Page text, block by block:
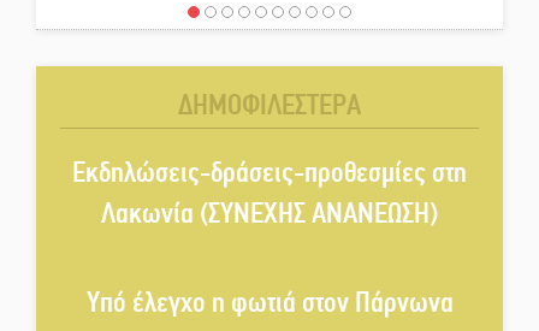
Τα ζάρια παίρνουν «φωτιά» στην
Αυθεντικό γλέντι με «Γιορτή
Βραστού» στη Σοχά
στο τραπέζι του δημόσιου
διαλόγου
ΔΗΜΟΦΙΛΕΣΤΕΡΑ
Εκδηλώσεις-δράσεις-προθεσμίες στη
Λακωνία (ΣΥΝΕΧΗΣ ΑΝΑΝΕΩΣΗ)
Υπό έλεγχο η φωτιά στον Πάρνωνα